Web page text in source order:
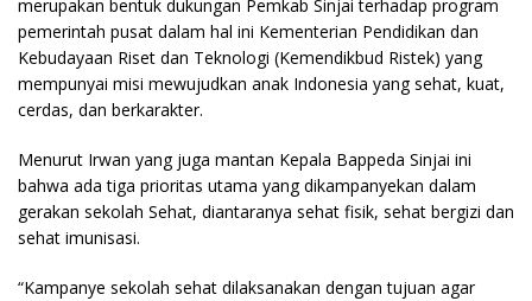
merupakan bentuk dukungan Pemkab Sinjai terhadap program
pemerintah pusat dalam hal ini Kementerian Pendidikan dan
Kebudayaan Riset dan Teknologi (Kemendikbud Ristek) yang
mempunyai misi mewujudkan anak Indonesia yang sehat, kuat,
cerdas, dan berkarakter.
Menurut Irwan yang juga mantan Kepala Bappeda Sinjai ini
bahwa ada tiga prioritas utama yang dikampanyekan dalam
gerakan sekolah Sehat, diantaranya sehat fisik, sehat bergizi dan
sehat imunisasi.
“Kampanye sekolah sehat dilaksanakan dengan tujuan agar